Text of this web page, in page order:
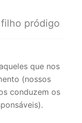
pródigo
que nos
(nossos
conduzem os